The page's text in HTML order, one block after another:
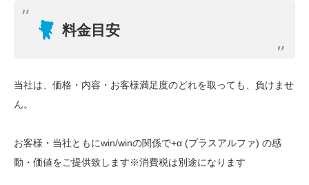
料金目安
当社は、価格・内容・お客様満足度のどれを取っても、負けませ
ん。
お客様・当社ともにwin/winの関係で+α (プラスアルファ) の感
動・価値をご提供致します※消費税は別途になります